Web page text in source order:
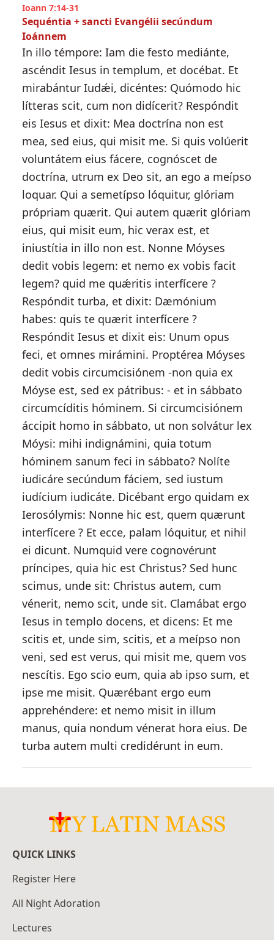
Ioann 7:14-31
Sequéntia + sancti Evangélii secúndum
Ioánnem
In illo témpore: Iam die festo mediánte,
ascéndit Iesus in templum, et docébat. Et
mirabántur Iudǽi, dicéntes: Quómodo hic
lítteras scit, cum non didícerit? Respóndit
eis Iesus et dixit: Mea doctrína non est
mea, sed eius, qui misit me. Si quis volúerit
voluntátem eius fácere, cognóscet de
doctrína, utrum ex Deo sit, an ego a meípso
loquar. Qui a semetípso lóquitur, glóriam
própriam quærit. Qui autem quærit glóriam
eius, qui misit eum, hic verax est, et
iniustítia in illo non est. Nonne Móyses
dedit vobis legem: et nemo ex vobis facit
legem? quid me quǽritis interfícere ?
Respóndit turba, et dixit: Dæmónium
habes: quis te quærit interfícere ?
Respóndit Iesus et dixit eis: Unum opus
feci, et omnes mirámini. Proptérea Móyses
dedit vobis circumcisiónem -non quia ex
Móyse est, sed ex pátribus: - et in sábbato
circumcíditis hóminem. Si circumcisiónem
áccipit homo in sábbato, ut non solvátur lex
Móysi: mihi indignámini, quia totum
hóminem sanum feci in sábbato? Nolíte
iudicáre secúndum fáciem, sed iustum
iudícium iudicáte. Dicébant ergo quidam ex
Ierosólymis: Nonne hic est, quem quærunt
interfícere ? Et ecce, palam lóquitur, et nihil
ei dicunt. Numquid vere cognovérunt
príncipes, quia hic est Christus? Sed hunc
scimus, unde sit: Christus autem, cum
vénerit, nemo scit, unde sit. Clamábat ergo
Iesus in templo docens, et dicens: Et me
scitis et, unde sim, scitis, et a meípso non
veni, sed est verus, qui misit me, quem vos
nescítis. Ego scio eum, quia ab ipso sum, et
ipse me misit. Quærébant ergo eum
apprehéndere: et nemo misit in illum
manus, quia nondum vénerat hora eius. De
turba autem multi credidérunt in eum.
QUICK LINKS
Register Here
All Night Adoration
Lectures